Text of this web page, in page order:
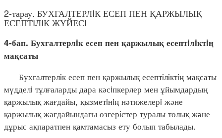
2-тарау. БУХГАЛТЕРЛIК ЕСЕП ПЕН ҚАРЖЫЛЫҚ
ЕСЕПТIЛIК ЖҮЙЕСI
4-бап. Бухгалтерлiк есеп пен қаржылық есептiлiктiң
мақсаты
Бухгалтерлiк есеп пен қаржылық есептiлiктiң мақсаты
мүдделi тұлғаларды дара кәсiпкерлер мен ұйымдардың
қаржылық жағдайы, қызметiнiң нәтижелерi және
қаржылық жағдайындағы өзгерiстер туралы толық және
дұрыс ақпаратпен қамтамасыз ету болып табылады.